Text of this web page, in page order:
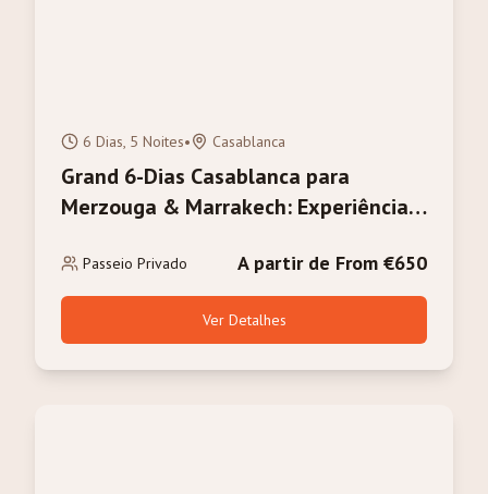
6 Dias, 5 Noites• Casablanca
Grand 6-Dias Casablanca para
Merzouga & Marrakech: Experiência
Passeio Privado A partir de From €650
Ver Detalhes